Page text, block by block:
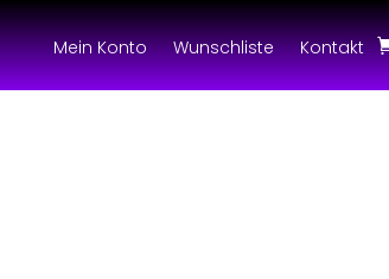
Mein Konto Wunschliste Kontakt